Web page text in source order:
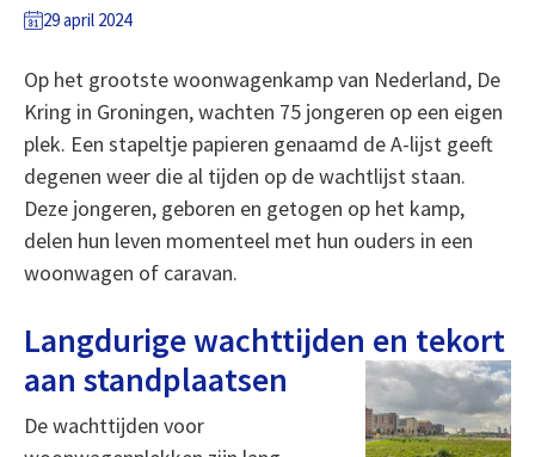
29 april 2024
Op het grootste woonwagenkamp van Nederland, De
Kring in Groningen, wachten 75 jongeren op een eigen
plek. Een stapeltje papieren genaamd de A-lijst geeft
degenen weer die al tijden op de wachtlijst staan.
Deze jongeren, geboren en getogen op het kamp,
delen hun leven momenteel met hun ouders in een
woonwagen of caravan.
Langdurige wachttijden en tekort
aan standplaatsen
De wachttijden voor